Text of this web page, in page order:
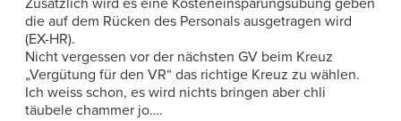
Zusätzlich wird es eine Kosteneinsparungsübung geben
die auf dem Rücken des Personals ausgetragen wird
(EX-HR).
Nicht vergessen vor der nächsten GV beim Kreuz
„Vergütung für den VR“ das richtige Kreuz zu wählen.
Ich weiss schon, es wird nichts bringen aber chli
täubele chammer jo….